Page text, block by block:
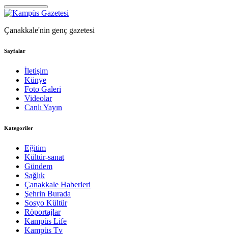
Çanakkale'nin genç gazetesi
Sayfalar
İletişim
Künye
Foto Galeri
Videolar
Canlı Yayın
Kategoriler
Eğitim
Kültür-sanat
Gündem
Sağlık
Çanakkale Haberleri
Şehrin Burada
Sosyo Kültür
Röportajlar
Kampüs Life
Kampüs Tv